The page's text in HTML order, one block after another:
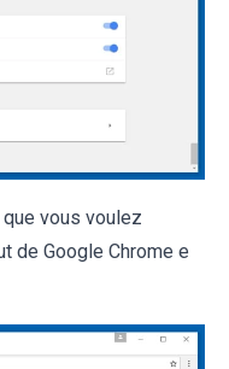
vous voulez
de Google Chrome e